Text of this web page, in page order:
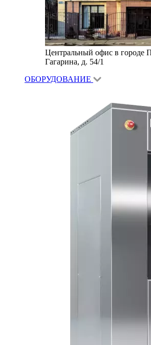
Центральный офис в городе
Гагарина, д. 54/1
ОБОРУДОВАНИЕ